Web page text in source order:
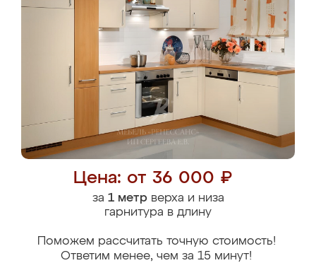
Цена: от 36 000 ₽
за 1 метрверха и низа
гарнитура в длину
Поможем рассчитать точную стоимость!
Ответим менее, чем за 15 минут!